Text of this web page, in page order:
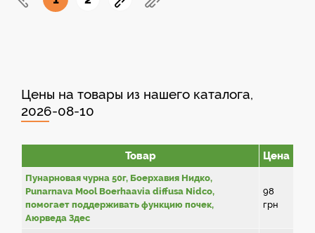
Цены на товары из нашего каталога,
2026-08-10
Товар Цена
Пунарновая чурна 50г, Боерхавия Нидко,
Punarnava Mool Boerhaavia diffusa Nidco,
помогает поддерживать функцию почек,
Аюрведа Здес
98
грн